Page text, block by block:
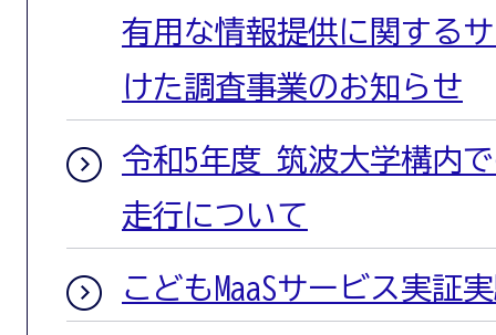
有用な情報提供に関する
けた調査事業のお知らせ
令和5年度 筑波大学構内
走行について
こどもMaaSサービス実証